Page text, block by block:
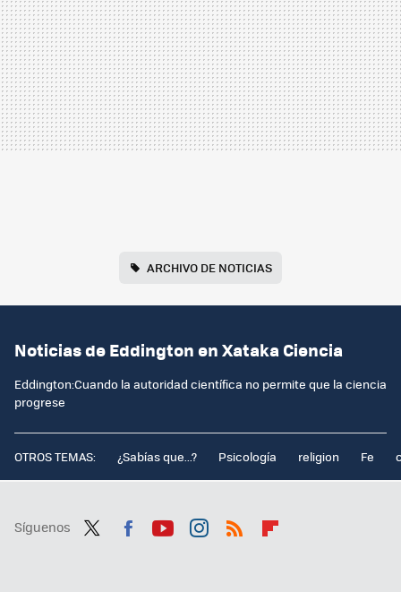
ARCHIVO DE NOTICIAS
Noticias de Eddington en Xataka Ciencia
Eddington:Cuando la autoridad científica no permite que la ciencia
progrese
OTROS TEMAS: ¿Sabías que...? Psicología religion Fe
Síguenos